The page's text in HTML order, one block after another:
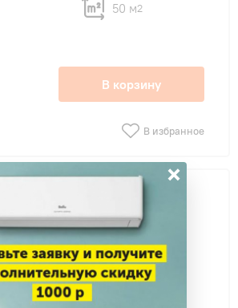
50 м2
В корзину
В избранное
×